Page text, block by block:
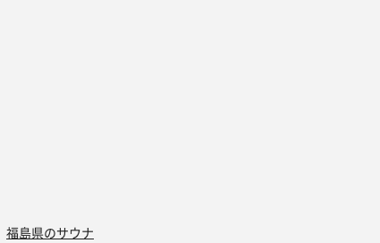
福島県のサウナ